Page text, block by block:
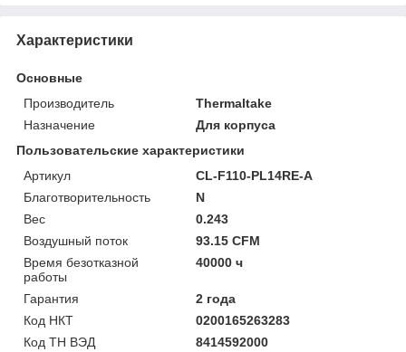
Характеристики
Основные
Производитель
Thermaltake
Назначение
Для корпуса
Пользовательские характеристики
Артикул
CL-F110-PL14RE-A
Благотворительность
N
Вес
0.243
Воздушный поток
93.15 CFM
Время безотказной
работы
40000 ч
Гарантия
2 года
Код НКТ
0200165263283
Код ТН ВЭД
8414592000